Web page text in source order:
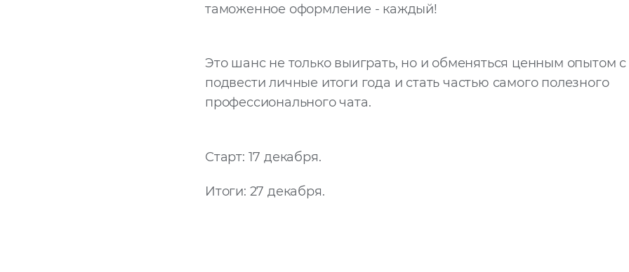
таможенное оформление - каждый!
Это шанс не только выиграть, но и обменяться ценным опытом с
подвести личные итоги года и стать частью самого полезного
профессионального чата.
Старт: 17 декабря.
Итоги: 27 декабря.